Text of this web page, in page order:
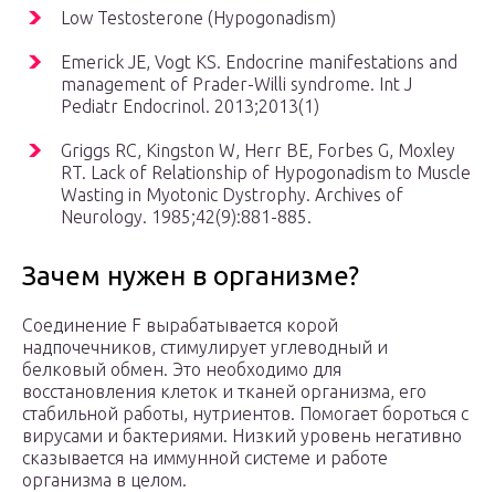
Low Testosterone (Hypogonadism)
Emerick JE, Vogt KS. Endocrine manifestations and
management of Prader-Willi syndrome. Int J
Pediatr Endocrinol. 2013;2013(1)
Griggs RC, Kingston W, Herr BE, Forbes G, Moxley
RT. Lack of Relationship of Hypogonadism to Muscle
Wasting in Myotonic Dystrophy. Archives of
Neurology. 1985;42(9):881-885.
Зачем нужен в организме?
Соединение F вырабатывается корой
надпочечников, стимулирует углеводный и
белковый обмен. Это необходимо для
восстановления клеток и тканей организма, его
стабильной работы, нутриентов. Помогает бороться с
вирусами и бактериями. Низкий уровень негативно
сказывается на иммунной системе и работе
организма в целом.